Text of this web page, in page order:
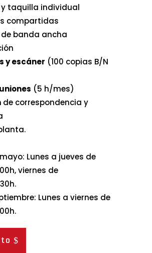
y taquilla individual
compartidas
de banda ancha
y escáner (100 copias B/N
(5 h/mes)
de correspondencia y
Lunes a jueves de
viernes de
Lunes a viernes de